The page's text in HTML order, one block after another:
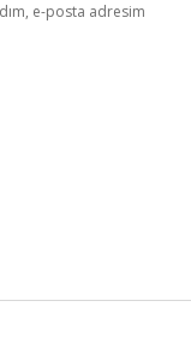
e-posta adresim